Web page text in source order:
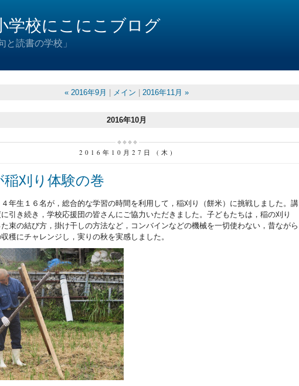
学校にこにこブログ
と読書の学校」
« 2016年9月 メイン 2016年11月 »
2016年10月
2016年10月27日 (木)
稲刈り体験の巻
年生１６名が，総合的な学習の時間を利用して，稲刈り（餅米）に挑戦しました。講
引き続き，学校応援団の皆さんにご協力いただきました。子どもたちは，稲の刈り
束の結び方，掛け干しの方法など，コンバインなどの機械を一切使わない，昔ながら
穫にチャレンジし，実りの秋を実感しました。